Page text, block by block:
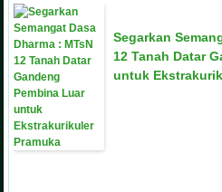
Segarkan
12 Tanah Datar
untuk